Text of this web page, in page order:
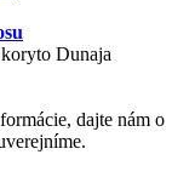
Dunaja
dajte nám o